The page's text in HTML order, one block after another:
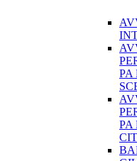
PA
PA